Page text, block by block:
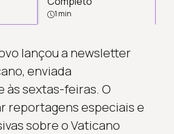
1 min
lançou a newsletter
enviada
às sextas-feiras. O
reportagens especiais e
sobre o Vaticano